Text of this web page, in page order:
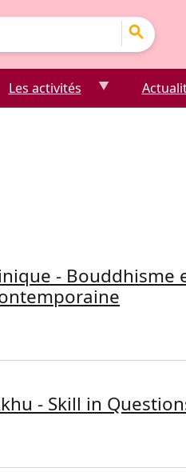
Go
Les activités
-
- Skill in